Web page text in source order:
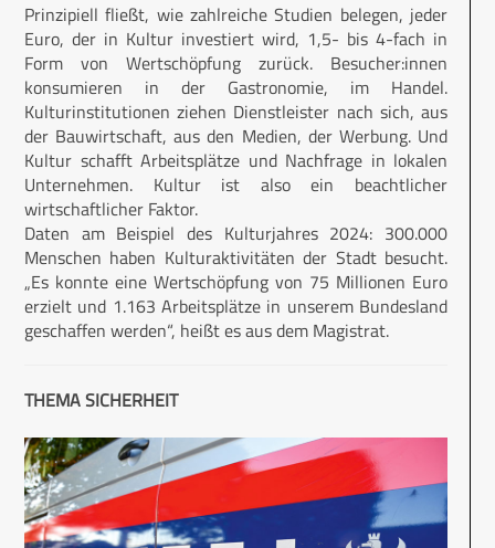
Prinzipiell fließt, wie zahlreiche Studien belegen, jeder
Euro, der in Kultur investiert wird, 1,5- bis 4-fach in
Form von Wertschöpfung zurück. Besucher:innen
konsumieren in der Gastronomie, im Handel.
Kulturinstitutionen ziehen Dienstleister nach sich, aus
der Bauwirtschaft, aus den Medien, der Werbung. Und
Kultur schafft Arbeitsplätze und Nachfrage in lokalen
Unternehmen. Kultur ist also ein beachtlicher
wirtschaftlicher Faktor.
Daten am Beispiel des Kulturjahres 2024: 300.000
Menschen haben Kulturaktivitäten der Stadt besucht.
„Es konnte eine Wertschöpfung von 75 Millionen Euro
erzielt und 1.163 Arbeitsplätze in unserem Bundesland
geschaffen werden“, heißt es aus dem Magistrat.
THEMA SICHERHEIT